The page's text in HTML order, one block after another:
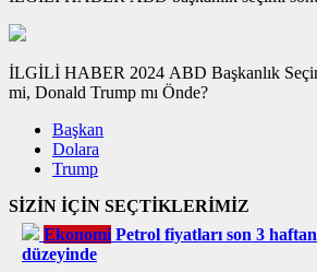
İLGİLİ HABER 2024 ABD Başkanlık
mi, Donald Trump mı Önde?
Başkan
Dolara
Trump
SİZİN İÇİN SEÇTİKLERİMİZ
Ekonomi Petrol fiyatları son 3
düzeyinde